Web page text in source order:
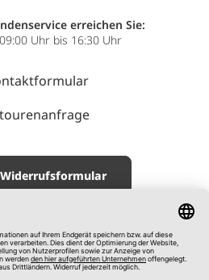
erreichen Sie:
Uhr bis 16:30 Uhr
AGB